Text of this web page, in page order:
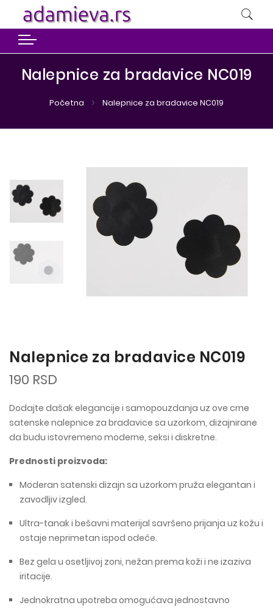
Nalepnice za bradavice NC019
Početna Nalepnice za bradavice NC019
galerije
slika
galerije
slika
Nalepnice za bradavice NC019
190 RSD
Dodajte dašak elegancije i samopouzdanja uz ove crne
satenske nalepnice za bradavice sa uzorkom, dizajnirane
da budu istovremeno moderne, seksi i diskretne.
Prednosti proizvoda:
Moderan satenski dizajn sa uzorkom pruža elegantan i
zavodljiv izgled.
Ultra-tanak i bešavni materijal savršeno prijanja uz kožu i
ostaje neprimetan ispod odeće.
Bez gela u osetljivoj zoni, nežan prema koži i ne izaziva
iritacije.
Jednokratna upotreba omogućava jednostavno